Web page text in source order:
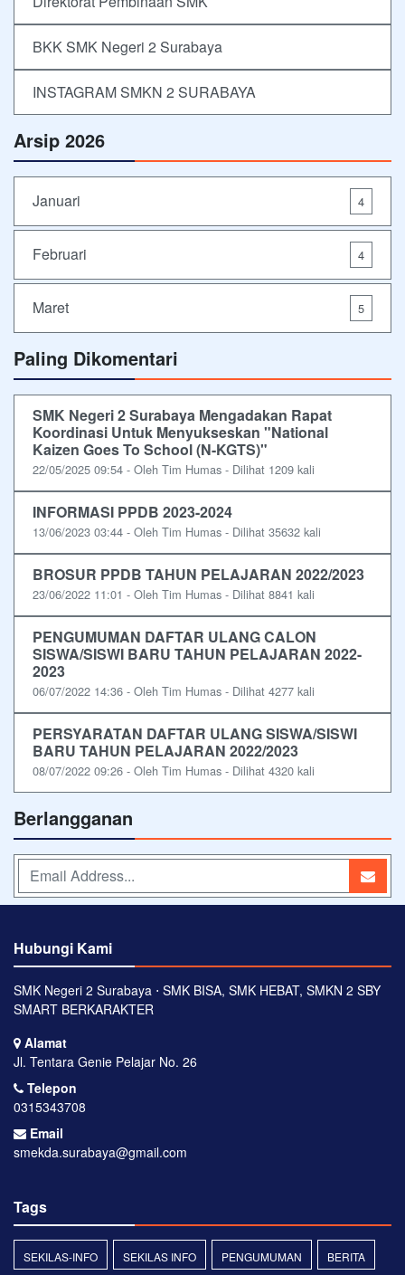
BKK SMK Negeri 2 Surabaya
INSTAGRAM SMKN 2 SURABAYA
Arsip 2026
Januari 4
Februari 4
Maret 5
Paling Dikomentari
SMK Negeri 2 Surabaya Mengadakan Rapat
Koordinasi Untuk Menyukseskan "National
Kaizen Goes To School (N-KGTS)"
22/05/2025 09:54 - Oleh Tim Humas - Dilihat 1209 kali
INFORMASI PPDB 2023-2024
13/06/2023 03:44 - Oleh Tim Humas - Dilihat 35632 kali
BROSUR PPDB TAHUN PELAJARAN 2022/2023
23/06/2022 11:01 - Oleh Tim Humas - Dilihat 8841 kali
PENGUMUMAN DAFTAR ULANG CALON
SISWA/SISWI BARU TAHUN PELAJARAN 2022-
2023
06/07/2022 14:36 - Oleh Tim Humas - Dilihat 4277 kali
PERSYARATAN DAFTAR ULANG SISWA/SISWI
BARU TAHUN PELAJARAN 2022/2023
08/07/2022 09:26 - Oleh Tim Humas - Dilihat 4320 kali
Berlangganan
Hubungi Kami
SMK Negeri 2 Surabaya ⋅ SMK BISA, SMK HEBAT, SMKN 2 SBY
SMART BERKARAKTER
Alamat
Jl. Tentara Genie Pelajar No. 26
Telepon
0315343708
Email
smekda.surabaya@gmail.com
Tags
SEKILAS-INFO SEKILAS INFO PENGUMUMAN BERITA